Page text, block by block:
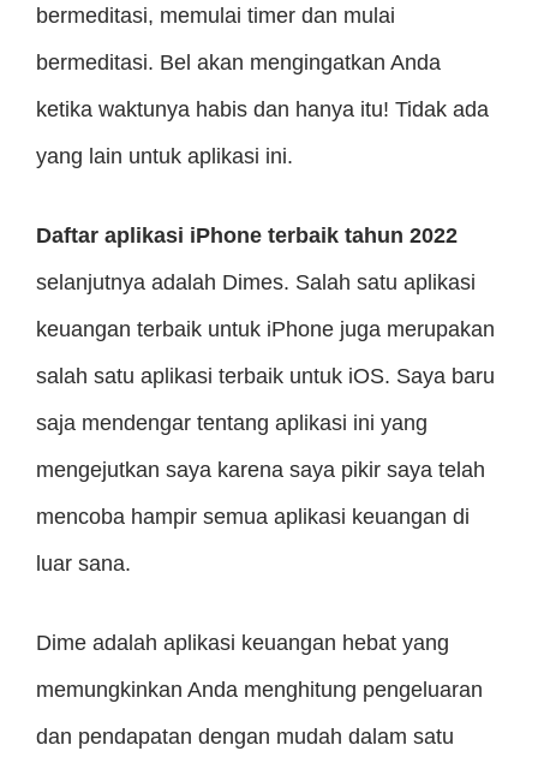
bermeditasi, memulai timer dan mulai
bermeditasi. Bel akan mengingatkan Anda
ketika waktunya habis dan hanya itu! Tidak ada
yang lain untuk aplikasi ini.
Daftar aplikasi iPhone terbaik tahun 2022
selanjutnya adalah Dimes. Salah satu aplikasi
keuangan terbaik untuk iPhone juga merupakan
salah satu aplikasi terbaik untuk iOS. Saya baru
saja mendengar tentang aplikasi ini yang
mengejutkan saya karena saya pikir saya telah
mencoba hampir semua aplikasi keuangan di
luar sana.
Dime adalah aplikasi keuangan hebat yang
memungkinkan Anda menghitung pengeluaran
dan pendapatan dengan mudah dalam satu